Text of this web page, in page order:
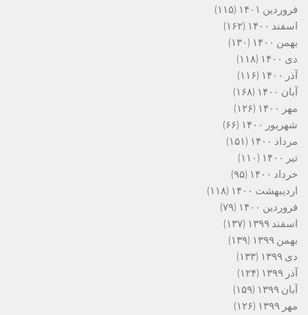
فروردین ۱۴۰۱
(۱۱۵)
اسفند ۱۴۰۰
(۱۶۲)
بهمن ۱۴۰۰
(۱۳۰)
دی ۱۴۰۰
(۱۱۸)
آذر ۱۴۰۰
(۱۱۶)
آبان ۱۴۰۰
(۱۶۸)
مهر ۱۴۰۰
(۱۲۶)
شهریور ۱۴۰۰
(۶۶)
مرداد ۱۴۰۰
(۱۵۱)
تیر ۱۴۰۰
(۱۱۰)
خرداد ۱۴۰۰
(۹۵)
اردیبهشت ۱۴۰۰
(۱۱۸)
فروردین ۱۴۰۰
(۷۹)
اسفند ۱۳۹۹
(۱۳۷)
بهمن ۱۳۹۹
(۱۳۹)
دی ۱۳۹۹
(۱۳۳)
آذر ۱۳۹۹
(۱۲۴)
آبان ۱۳۹۹
(۱۵۹)
مهر ۱۳۹۹
(۱۲۶)